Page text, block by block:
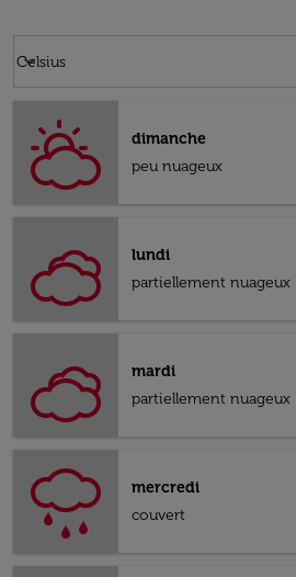
Celsius
keyboard_arrow_down
dimanche
peu nuageux
lundi
partiellement nuageux
mardi
partiellement nuageux
mercredi
couvert